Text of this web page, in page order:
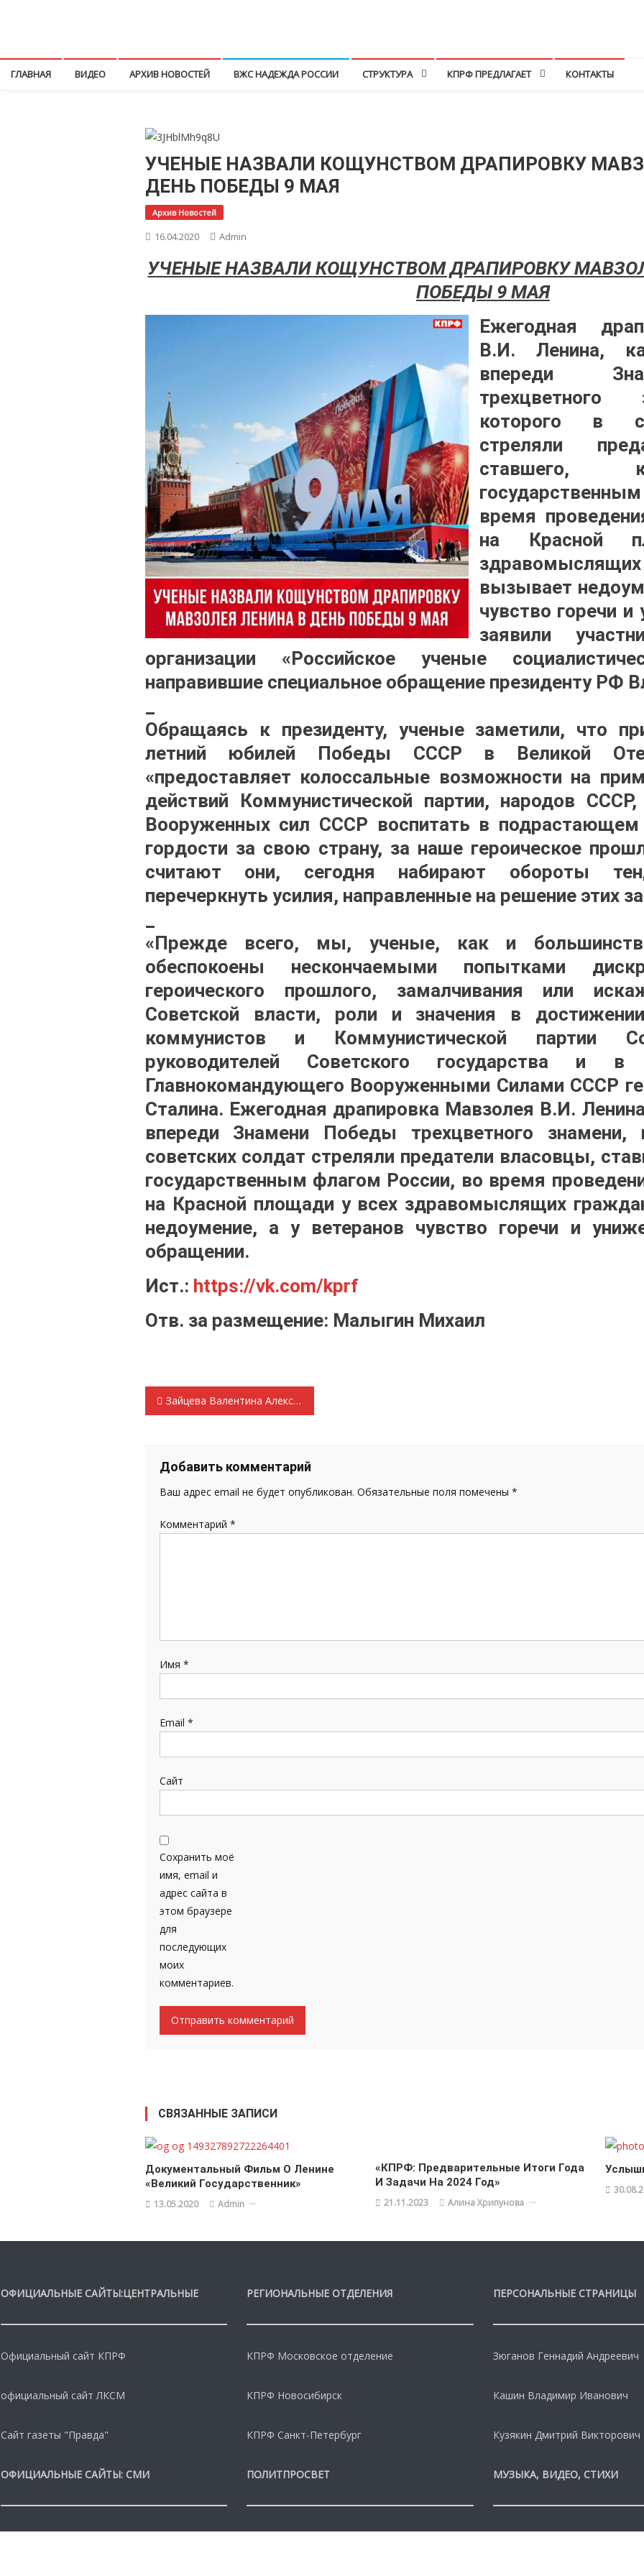
ГЛАВНАЯ ВИДЕО АРХИВ НОВОСТЕЙ ВЖС НАДЕЖДА РОССИИ СТРУКТУРА КПРФ ПРЕДЛАГАЕТ КОНТАКТЫ
УЧЕНЫЕ НАЗВАЛИ КОЩУНСТВОМ ДРАПИРОВКУ
ДЕНЬ ПОБЕДЫ 9 МАЯ
Архив Новостей
16.04.2020 Admin
УЧЕНЫЕ НАЗВАЛИ КОЩУНСТВОМ ДРАПИРОВКУ
ПОБЕДЫ 9 МАЯ
Ежегодная
В.И. Ленина,
впереди
которого в
стреляли
ставшего,
время
на Красной
вызывает
чувство горечи
заявили
организации «Российское ученые
направившие специальное обращение президенту РФ
Обращаясь к президенту, ученые заметили, что
летний юбилей Победы СССР в Великой
«предоставляет колоссальные возможности на
действий Коммунистической партии, народов
Вооруженных сил СССР воспитать в подрастающем
гордости за свою страну, за наше героическое
считают они, сегодня набирают обороты
перечеркнуть усилия, направленные на решение этих
«Прежде всего, мы, ученые, как и
обеспокоены нескончаемыми попытками
героического прошлого, замалчивания или
Советской власти, роли и значения в
коммунистов и Коммунистической партии
руководителей Советского государства и
Главнокомандующего Вооруженными Силами СССР
Сталина. Ежегодная драпировка Мавзолея В.И.
впереди Знамени Победы трехцветного знамени,
советских солдат стреляли предатели власовцы,
государственным флагом России, во время
на Красной площади у всех здравомыслящих
недоумение, а у ветеранов чувство горечи и
обращении.
Ист.: https://vk.com/kprf
Отв. за размещение: Малыгин Михаил
Навигация
записям
Зайцева Валентина Алексеевна, у народа нет уверенности в будущем.
Добавить комментарий
Ваш адрес email не будет опубликован. Обязательные поля помечены *
Комментарий *
Имя *
Email *
Сайт
Сохранить моё
имя, email и
адрес сайта в
этом браузере
для
последующих
моих
комментариев.
СВЯЗАННЫЕ ЗАПИСИ
Документальный Фильм О Ленине
«Великий Государственник»
13.05.2020 Admin
«КПРФ: Предварительные Итоги Года
И Задачи На 2024 Год»
21.11.2023 Алина Хрипунова
ОФИЦИАЛЬНЫЕ САЙТЫ:ЦЕНТРАЛЬНЫЕ
Официальный сайт КПРФ
официальный сайт ЛКСМ
Сайт газеты "Правда"
ОФИЦИАЛЬНЫЕ САЙТЫ: СМИ
РЕГИОНАЛЬНЫЕ ОТДЕЛЕНИЯ
КПРФ Московское отделение
КПРФ Новосибирск
КПРФ Санкт-Петербург
ПОЛИТПРОСВЕТ
ПЕРСОНАЛЬНЫЕ СТРАНИЦЫ
Зюганов Геннадий Андреевич
Кашин Владимир Иванович
Кузякин Дмитрий Викторович
МУЗЫКА, ВИДЕО, СТИХИ